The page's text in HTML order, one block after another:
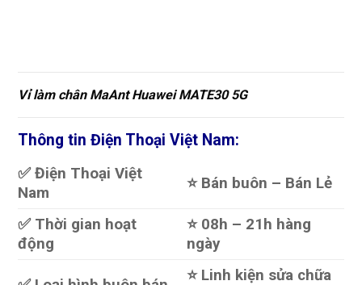
Vỉ làm chân MaAnt Huawei MATE30 5G
Thông tin Điện Thoại Việt Nam:
✅ Điện Thoại Việt
Nam
⭐️ Bán buôn – Bán Lẻ
✅ Thời gian hoạt
động
⭐️ 08h – 21h hàng
ngày
⭐️ Linh kiện sửa chữa